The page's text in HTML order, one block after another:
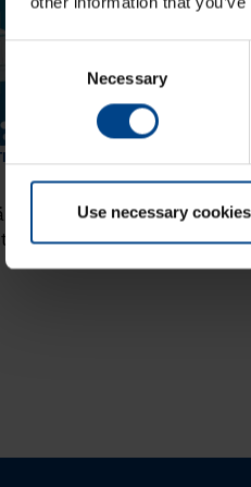
Selection
Necessary
Use necessary
|
Lukuaika: 5
Paranna